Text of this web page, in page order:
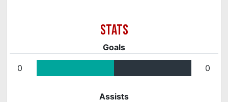
Goals
0 0
Assists